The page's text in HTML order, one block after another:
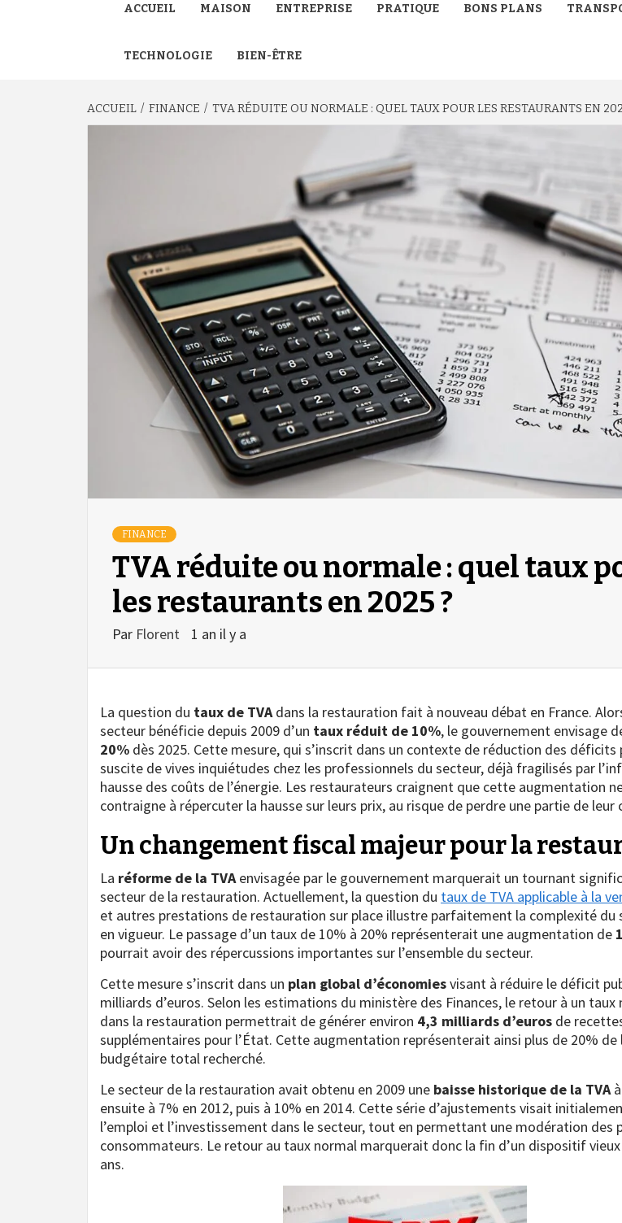
ACCUEIL MAISON ENTREPRISE PRATIQUE BONS PLANS
TECHNOLOGIE BIEN-ÊTRE
ACCUEIL FINANCE TVA RÉDUITE OU NORMALE : QUEL TAUX POUR LES RESTAURANTS EN
FINANCE
TVA réduite ou normale : quel taux
les restaurants en 2025 ?
Par Florent 1 an il y a
La question du taux de TVAdans la restauration fait à nouveau débat en France.
secteur bénéficie depuis 2009 d’un taux réduit de 10%, le gouvernement envisage
20% dès 2025. Cette mesure, qui s’inscrit dans un contexte de réduction des déficits
suscite de vives inquiétudes chez les professionnels du secteur, déjà fragilisés par
hausse des coûts de l’énergie. Les restaurateurs craignent que cette augmentation
contraigne à répercuter la hausse sur leurs prix, au risque de perdre une partie de leur
Un changement fiscal majeur pour la
La réforme de la TVAenvisagée par le gouvernement marquerait un tournant
secteur de la restauration. Actuellement, la question du taux de TVA applicable à la
et autres prestations de restauration sur place illustre parfaitement la complexité du
en vigueur. Le passage d’un taux de 10% à 20% représenterait une augmentation de
pourrait avoir des répercussions importantes sur l’ensemble du secteur.
Cette mesure s’inscrit dans un plan global d’économiesvisant à réduire le déficit
milliards d’euros. Selon les estimations du ministère des Finances, le retour à un taux
dans la restauration permettrait de générer environ 4,3 milliards d’euros de
supplémentaires pour l’État. Cette augmentation représenterait ainsi plus de 20% de
budgétaire total recherché.
Le secteur de la restauration avait obtenu en 2009 une baisse historique de la TVAà
ensuite à 7% en 2012, puis à 10% en 2014. Cette série d’ajustements visait
l’emploi et l’investissement dans le secteur, tout en permettant une modération des
consommateurs. Le retour au taux normal marquerait donc la fin d’un dispositif
ans.